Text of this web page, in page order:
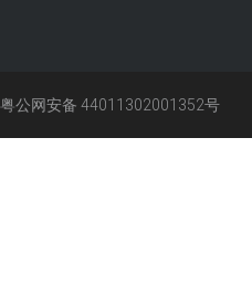
粤公网安备 44011302001352号